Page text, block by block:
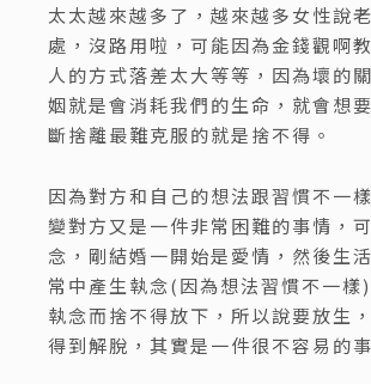
太太越來越多了，越來越多女性說
處，沒路用啦，可能因為金錢觀啊
人的方式落差太大等等，因為壞的
姻就是會消耗我們的生命，就會想
斷捨離最難克服的就是捨不得。
因為對方和自己的想法跟習慣不一
變對方又是一件非常困難的事情，
念，剛結婚一開始是愛情，然後生
常中產生執念(因為想法習慣不一樣
執念而捨不得放下，所以說要放生
得到解脫，其實是一件很不容易的事